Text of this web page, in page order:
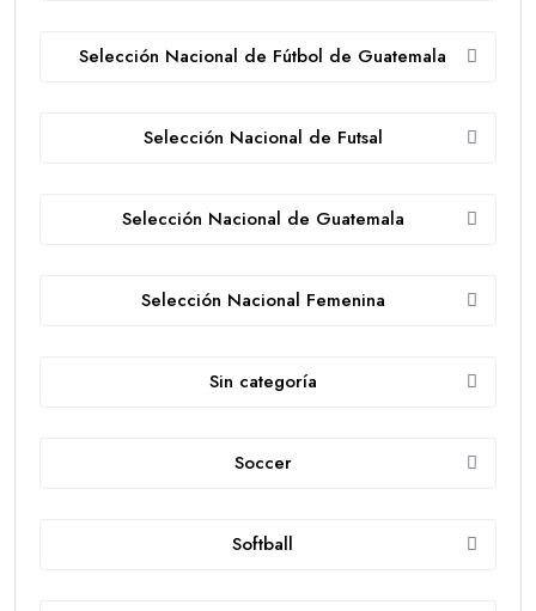
Selección Nacional de Fútbol de Guatemala
Selección Nacional de Futsal
Selección Nacional de Guatemala
Selección Nacional Femenina
Sin categoría
Soccer
Softball